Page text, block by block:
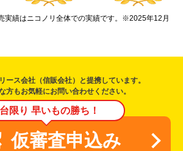
実績はニコノリ全体での実績です。※2025年12月
ース会社（信販会社）と提携しています。
方もお気軽にお問い合わせください。
限り 早いもの勝ち！
仮審査申込み